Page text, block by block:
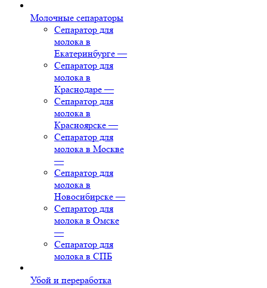
Молочные сепараторы
Сепаратор для
молока в
Екатеринбурге —
Сепаратор для
молока в
Краснодаре —
Сепаратор для
молока в
Красноярске —
Сепаратор для
молока в Москве
—
Сепаратор для
молока в
Новосибирске —
Сепаратор для
молока в Омске
—
Сепаратор для
молока в СПБ
Убой и переработка